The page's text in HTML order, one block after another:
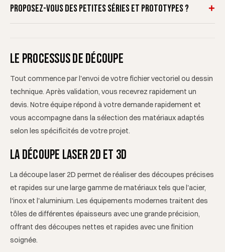
fabrication industrielle. Les feuilles métalliques, quelle que soit
leur épaisseur, font l’objet d’un traitement minutieux. Les
notamment pour la qualité homogène des pièces produites et
leur excellente résistance. Notre atelier situé en France réalise
vos projets avec réactivité, que vous ayez besoin d'une pièce
unique, d'un prototype ou d'une série complète. Le procédé
employé garantit un résultat optimal et vous fait bénéficier
des coûts maîtrisés, y compris lorsque vous commandez de
petites quantités
Proposez-vous des petites séries et prototypes ? +
machine s'adapte à tous les volumes avec la même qualité et
Le processus de découpe
Tout commence par l'envoi de votre fichier vectoriel ou dessin
technique. Après validation, vous recevrez rapidement un
devis. Notre équipe répond à votre demande rapidement et
vous accompagne dans la sélection des matériaux adaptés
selon les spécificités de votre projet.
La découpe laser 2D et 3D
La découpe laser 2D permet de réaliser des découpes précises
et rapides sur une large gamme de matériaux tels que l'acier,
l'inox et l'aluminium. Les équipements modernes traitent des
tôles de différentes épaisseurs avec une grande précision,
offrant des découpes nettes et rapides avec une finition
soignée.